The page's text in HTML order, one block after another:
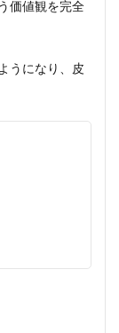
価値観を完全
うになり、皮